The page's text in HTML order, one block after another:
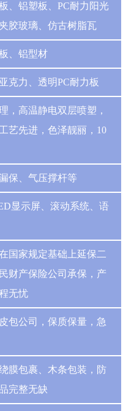
、铝塑板、PC耐力阳光
胶玻璃、仿古树脂瓦
、铝型材
克力、透明PC耐力板
，高温静电双层喷塑，
艺先进，色泽靓丽，10
保、气压撑杆等
显示屏、滚动系统、语
国家规定基础上延保二
财产保险公司承保，产
无忧
包公司，保质保量，急
膜包裹、木条包装，防
完整无缺